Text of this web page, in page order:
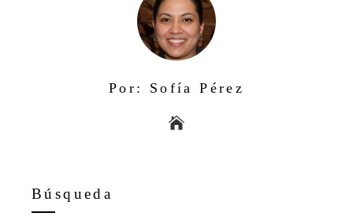
Por: Sofía Pérez
Búsqueda